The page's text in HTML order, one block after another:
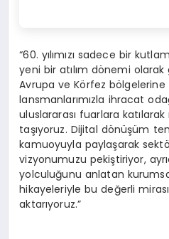
“60. yılımızı sadece bir
yeni bir atılım dönemi
Avrupa ve Körfez bölgelerine
lansmanlarımızla ihracat
uluslararası fuarlara
taşıyoruz. Dijital dönüşüm
kamuoyuyla paylaşarak
vizyonumuzu pekiştiriyor,
yolculuğunu anlatan
hikayeleriyle bu değerli
aktarıyoruz.”